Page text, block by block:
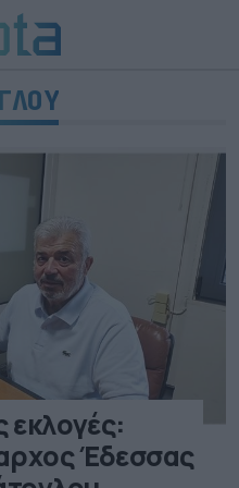
εκλογές:
Έδεσσας